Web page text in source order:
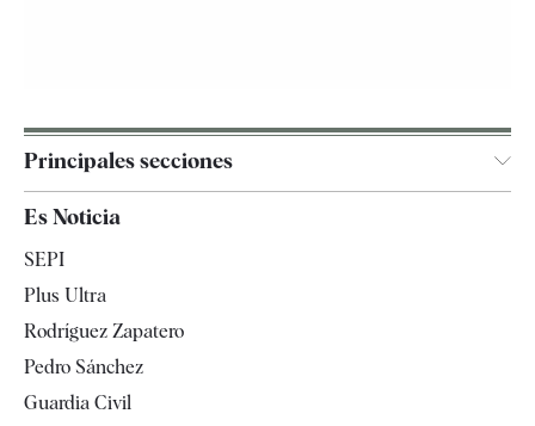
Principales secciones
España
Televisión
Es Noticia
SEPI
Plus Ultra
Rodríguez Zapatero
Pedro Sánchez
Guardia Civil